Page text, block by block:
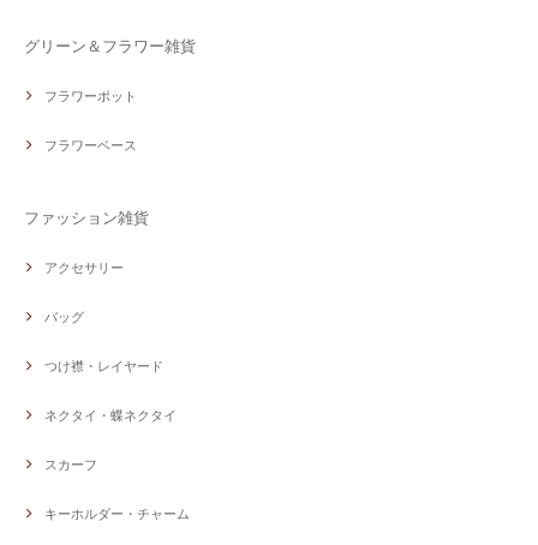
グリーン＆フラワー雑貨
フラワーポット
フラワーベース
ファッション雑貨
アクセサリー
バッグ
つけ襟・レイヤード
ネクタイ・蝶ネクタイ
スカーフ
キーホルダー・チャーム